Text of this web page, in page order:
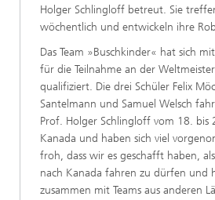
Holger Schlingloff betreut. Sie
wöchentlich und entwickeln ihre
Das Team »Buschkinder« hat sich
für die Teilnahme an der
qualifiziert. Die drei Schüler Felix
Santelmann und Samuel Welsch
Prof. Holger Schlingloff vom 18. bis
Kanada und haben sich viel
froh, dass wir es geschafft haben,
nach Kanada fahren zu dürfen und
zusammen mit Teams aus anderen